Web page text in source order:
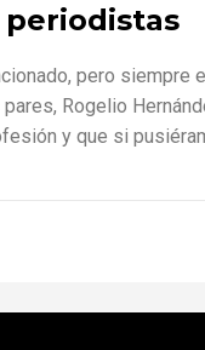
pero siempre
Rogelio
y que si